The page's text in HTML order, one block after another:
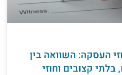
העסקה: השוואה בין
בלתי קצובים וחוזי